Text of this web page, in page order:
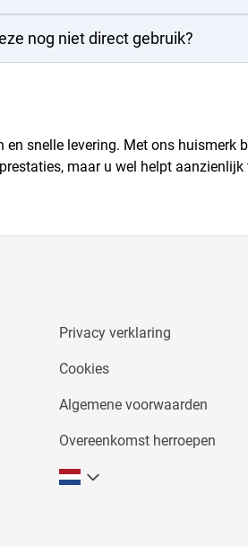
nog niet direct gebruik?
en snelle levering. Met ons huismerk
maar u wel helpt
Privacy verklaring
Cookies
Algemene voorwaarden
Overeenkomst herroepen